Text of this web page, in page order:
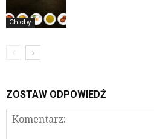
Chleby
ZOSTAW ODPOWIEDŹ